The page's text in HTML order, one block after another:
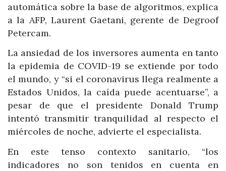
automática sobre la base de algoritmos, explica
a la AFP, Laurent Gaetani, gerente de Degroof
Petercam.
La ansiedad de los inversores aumenta en tanto
la epidemia de COVID-19 se extiende por todo
el mundo, y “si el coronavirus llega realmente a
Estados Unidos, la caída puede acentuarse”, a
pesar de que el presidente Donald Trump
intentó transmitir tranquilidad al respecto el
miércoles de noche, advierte el especialista.
En este tenso contexto sanitario, “los
indicadores no son tenidos en cuenta en